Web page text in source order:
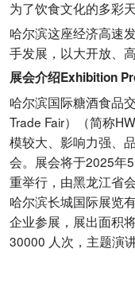
为了饮食文化的多彩天
哈尔滨这座经济高速
手发展，以大开放、
展会介绍Exhibition
哈尔滨国际糖酒食品
Trade Fair）（简称
模较大、影响力强、
会。展会将于2025年
重举行，由黑龙江省
哈尔滨长城国际展览
企业参展，展出面积
30000 人次，主题演讲